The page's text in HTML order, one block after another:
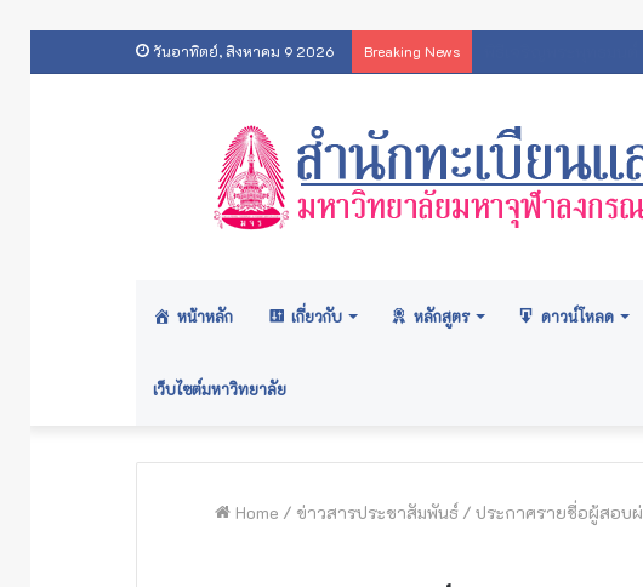
วันอาทิตย์, สิงหาคม 9 2026 Breaking News
หน้าหลัก เกี่ยวกับ หลักสูตร ดาวน์โหลด
เว็บไซต์มหาวิทยาลัย
Home / ข่าวสารประชาสัมพันธ์ / ประกาศรายชื่อผู้สอบ